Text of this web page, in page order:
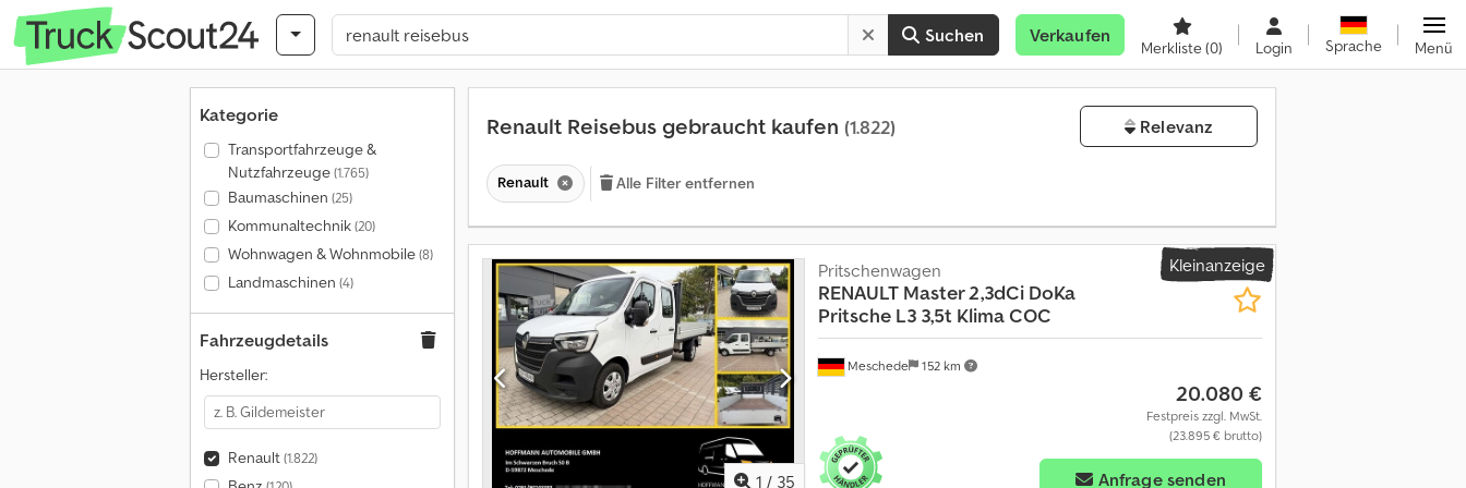
Suchen Verkaufen
Merkliste(0) Login Sprache Menü
Kategorie
Transportfahrzeuge &
Nutzfahrzeuge(1.765)
Baumaschinen (25)
Kommunaltechnik(20)
Wohnwagen & Wohnmobile(8)
Landmaschinen (4)
Fahrzeugdetails
Hersteller:
Renault(1.822)
Renault Reisebus gebraucht kaufen (1.822) Relevanz
Renault Alle Filter entfernen
Kleinanzeige
1 / 35
Meschede 152 km
Pritschenwagen
RENAULT Master 2,3dCi DoKa
Pritsche L3 3,5t Klima COC
20.080 €
Festpreis zzgl. MwSt.
(23.895 € brutto)
Anfrage senden
n
r
a